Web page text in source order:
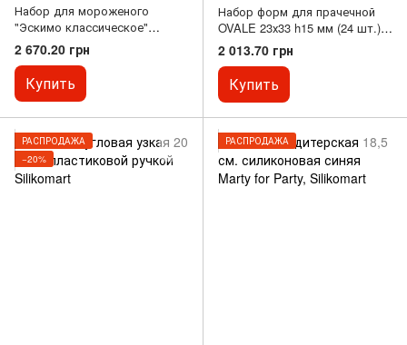
Набор для мороженого
"Эскимо классическое"
93х48,5x25 мм (2 формы,
поднос, 50 палочек) (GEL01)
2 670.20 грн
Купить
Набор форм для прачечной
OVALE 23х33 h15 мм (24 шт.)
CH014
2 013.70 грн
Купить
РАСПРОДАЖА
−20%
РАСПРОДАЖА